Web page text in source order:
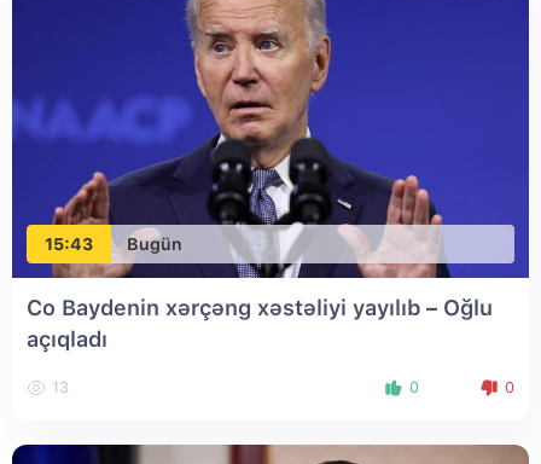
15:43 Bugün
Co Baydenin xərçəng xəstəliyi yayılıb – Oğlu
açıqladı
13 0 0